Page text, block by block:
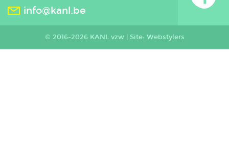
info@kanl.be
© 2016-2026 KANL vzw | Site: Webstylers